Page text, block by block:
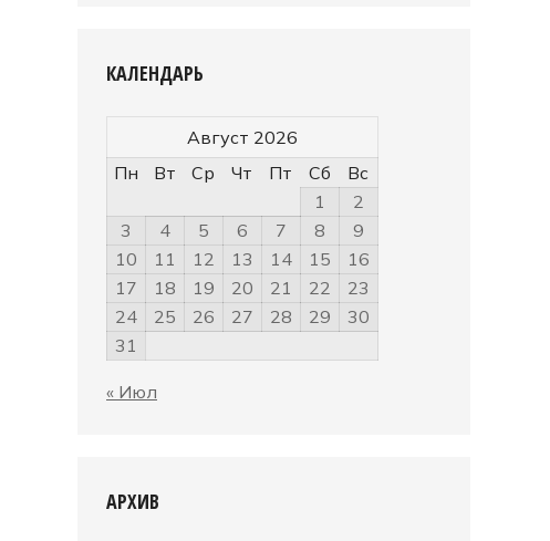
КАЛЕНДАРЬ
Август 2026
Пн
Вт Ср Чт Пт Сб
Вс
1
2
3
4 5 6 7 8
9
10
11 12 13 14 15
16
17
18 19 20 21 22
23
24
25 26 27 28 29
30
31
« Июл
АРХИВ